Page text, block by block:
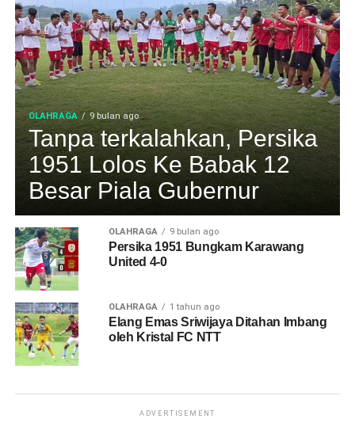
OLAHRAGA 9 bulan ago
Tanpa terkalahkan, Persika
1951 Lolos Ke Babak 12
Besar Piala Gubernur
OLAHRAGA 9 bulan ago
Persika 1951 Bungkam Karawang
United 4-0
OLAHRAGA 1 tahun ago
Elang Emas Sriwijaya Ditahan Imbang
oleh Kristal FC NTT
ADVERTISEMENT